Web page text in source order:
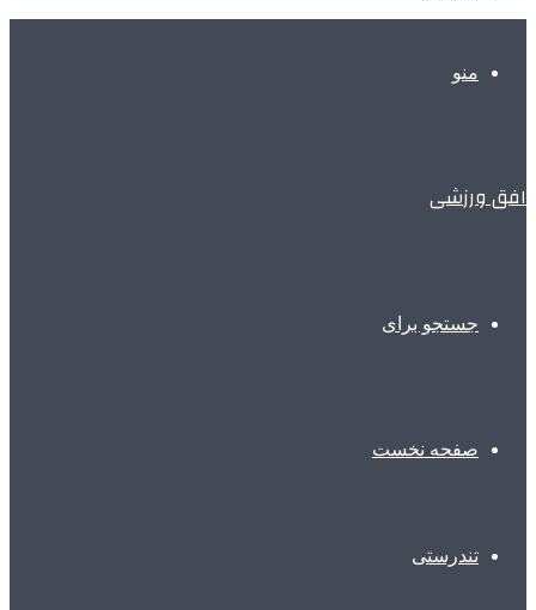
منو
افق ورزشی
جستجو برای
صفحه نخست
تندرستی